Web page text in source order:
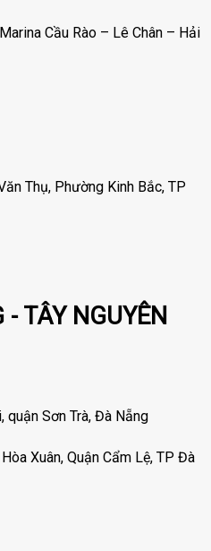
Cầu Rào – Lê Chân – Hải
Thụ, Phường Kinh Bắc, TP
TÂY NGUYÊN
quận Sơn Trà, Đà Nẵng
Xuân, Quận Cẩm Lệ, TP Đà